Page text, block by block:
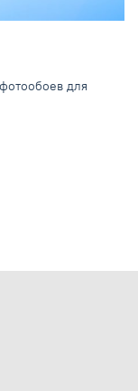
для